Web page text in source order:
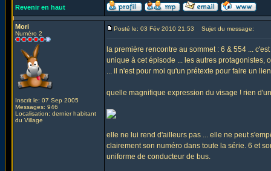
Revenir en haut
Mori
Numéro 2
Inscrit le: 07 Sep 2005
Messages: 946
Localisation: dernier habitant
du Village
Posté le: 03 Fév 2010 21:53 Sujet du message:
la première rencontre au sommet : 6 & 554 ...
unique à cet épisode ... les autres protagonistes,
... il n'est pour moi qu'un prétexte pour faire un
quelle magnifique expression du visage ! rien
elle ne lui rend d'ailleurs pas ... elle ne peut
clairement son numéro dans toute la série. 6 et
uniforme de conducteur de bus.